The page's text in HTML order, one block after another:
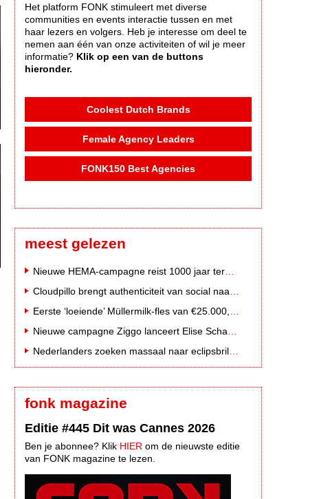
Het platform FONK stimuleert met diverse
communities en events interactie tussen en met
haar lezers en volgers. Heb je interesse om deel te
nemen aan één van onze activiteiten of wil je meer
informatie? Klik op een van de buttons
hieronder.
Coolest Dutch Brands
Female Agency Leaders
FONK150 Best Agencies
meest gelezen
Nederlanders zoeken massaal naar eclipsbrillen op Marktplaats
fonk magazine
Editie #445 Dit was Cannes 2026
Ben je abonnee? Klik HIER om de nieuwste editie
van FONK magazine te lezen.